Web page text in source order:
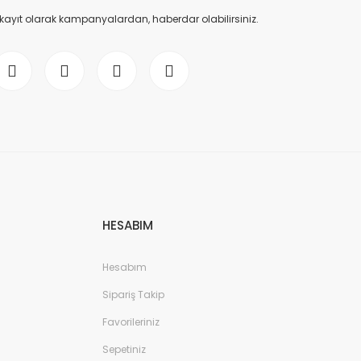
(32x48)
olarak kampanyalardan, haberdar olabilirsiniz.
HESABIM
Hesabım
Sipariş Takip
Favorileriniz
Sepetiniz